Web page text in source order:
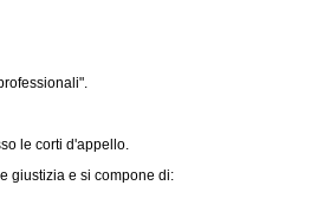
le corti d'appello.
giustizia e si compone di: